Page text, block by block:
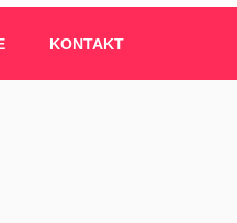
KONTAKT